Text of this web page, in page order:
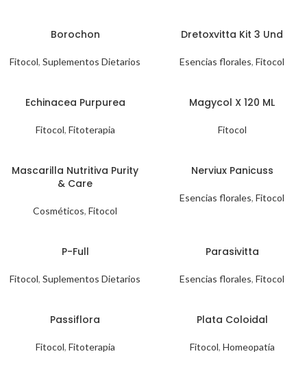
Borochon
Fitocol, Suplementos Dietarios
Dretoxvitta Kit 3 Und
Esencias florales, Fitocol
Echinacea Purpurea
Fitocol, Fitoterapia
Magycol X 120 ML
Fitocol
Mascarilla Nutritiva Purity
& Care
Cosméticos, Fitocol
Nerviux Panicuss
Esencias florales, Fitocol
P-Full
Fitocol, Suplementos Dietarios
Parasivitta
Esencias florales, Fitocol
Passiflora
Fitocol, Fitoterapia
Plata Coloidal
Fitocol, Homeopatía